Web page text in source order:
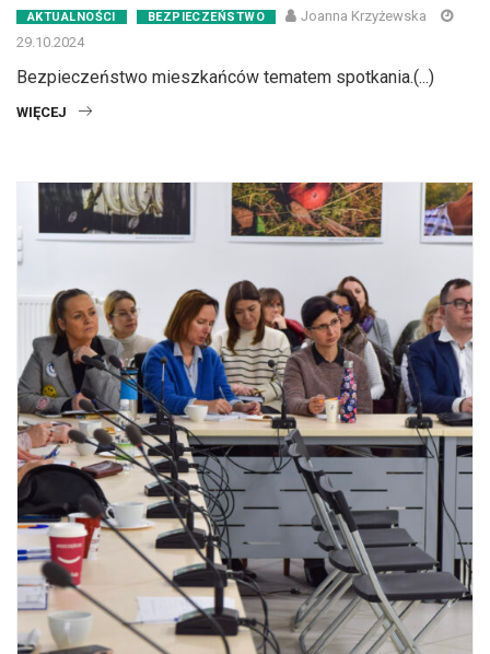
AKTUALNOŚCI BEZPIECZEŃSTWO
Joanna Krzyżewska
29.10.2024
Bezpieczeństwo mieszkańców tematem spotkania.(...)
WIĘCEJ